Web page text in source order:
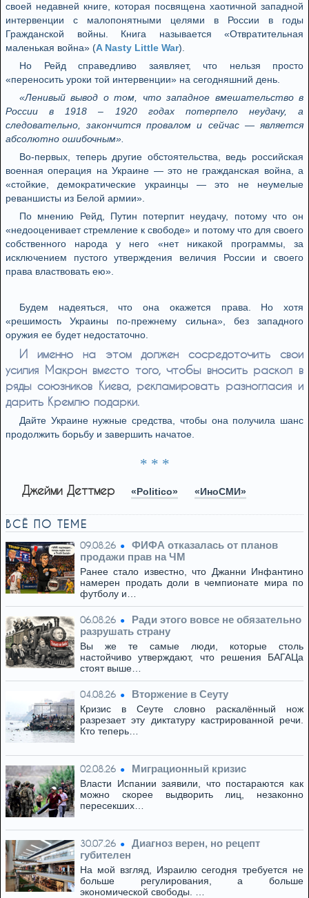
своей недавней книге, которая посвящена хаотичной западной
интервенции с малопонятными целями в России в годы
Гражданской войны. Книга называется «Отвратительная
маленькая война» (A Nasty Little War).
Но Рейд справедливо заявляет, что нельзя просто
«переносить уроки той интервенции» на сегодняшний день.
«Ленивый вывод о том, что западное вмешательство в
России в 1918 – 1920 годах потерпело неудачу, а
следовательно, закончится провалом и сейчас — является
абсолютно ошибочным».
Во-первых, теперь другие обстоятельства, ведь российская
военная операция на Украине — это не гражданская война, а
«стойкие, демократические украинцы — это не неумелые
реваншисты из Белой армии».
По мнению Рейд, Путин потерпит неудачу, потому что он
«недооценивает стремление к свободе» и потому что для своего
собственного народа у него «нет никакой программы, за
исключением пустого утверждения величия России и своего
права властвовать ею».
Будем надеяться, что она окажется права. Но хотя
«решимость Украины по-прежнему сильна», без западного
оружия ее будет недостаточно.
И именно на этом должен сосредоточить свои
усилия Макрон вместо того, чтобы вносить раскол в
ряды союзников Киева, рекламировать разногласия и
дарить Кремлю подарки.
Дайте Украине нужные средства, чтобы она получила шанс
продолжить борьбу и завершить начатое.
* * *
Джейми Деттмер «Politico» «ИноСМИ»
ВСЁ ПО ТЕМЕ
09.08.26
ФИФА отказалась от планов
продажи прав на ЧМ
Ранее стало известно, что Джанни Инфантино
намерен продать доли в чемпионате мира по
футболу и…
06.08.26
Ради этого вовсе не обязательно
разрушать страну
Вы же те самые люди, которые столь
настойчиво утверждают, что решения БАГАЦа
стоят выше…
04.08.26 Вторжение в Сеуту
Кризис в Сеуте словно раскалённый нож
разрезает эту диктатуру кастрированной речи.
Кто теперь…
02.08.26 Миграционный кризис
Власти Испании заявили, что постараются как
можно скорее выдворить лиц, незаконно
пересекших…
30.07.26
Диагноз верен, но рецепт
губителен
На мой взгляд, Израилю сегодня требуется не
больше регулирования, а больше
экономической свободы. …